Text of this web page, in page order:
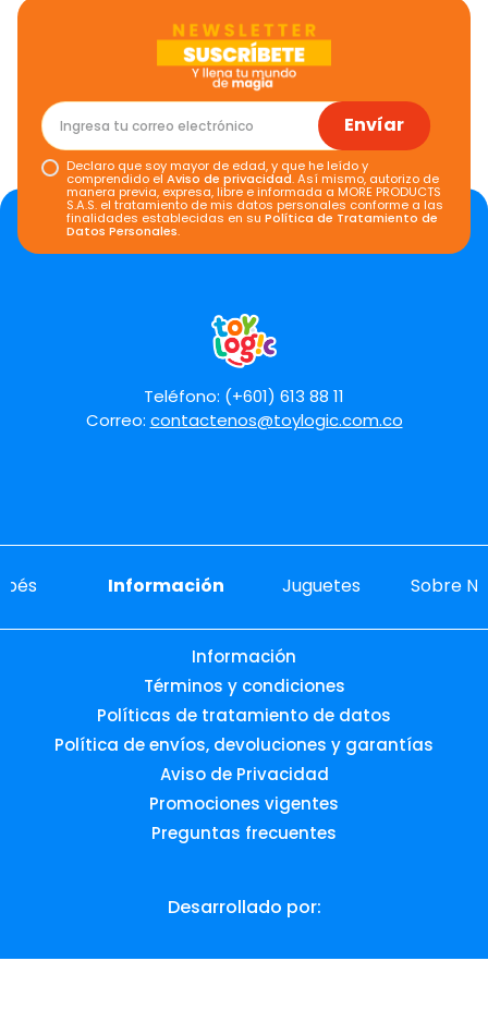
Califica el producto de 1 a 5 estrellas
★★
Dirección de email
Enviar comentario
Envíar
Declaro que soy mayor de edad, y que he leído y
comprendido elAviso de privacidad. Así mismo, autorizo de
manera previa, expresa, libre e informada a MORE PRODUCTS
S.A.S. el tratamiento de mis datos personales conforme a las
finalidades establecidas en suPolítica de Tratamiento de
Datos Personales.
Teléfono: (+601) 613 88 11
Correo: contactenos@toylogic.com.co
Información Juguetes Sobre
Información
Términos y condiciones
Políticas de tratamiento de datos
Política de envíos, devoluciones y garantías
Aviso de Privacidad
Promociones vigentes
Preguntas frecuentes
Desarrollado por: